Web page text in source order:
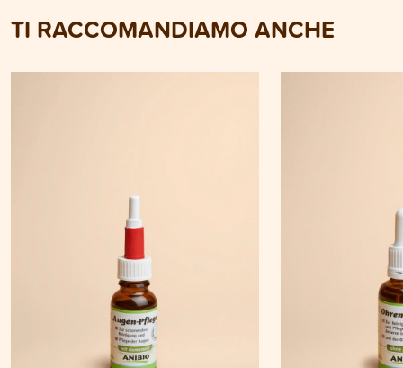
TI RACCOMANDIAMO ANCHE